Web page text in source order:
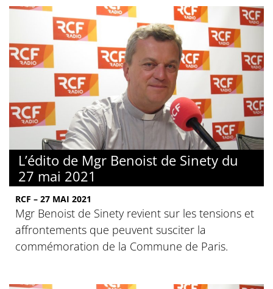
L’édito de Mgr Benoist de Sinety du
27 mai 2021
RCF – 27 MAI 2021
Mgr Benoist de Sinety revient sur les tensions et
affrontements que peuvent susciter la
commémoration de la Commune de Paris.